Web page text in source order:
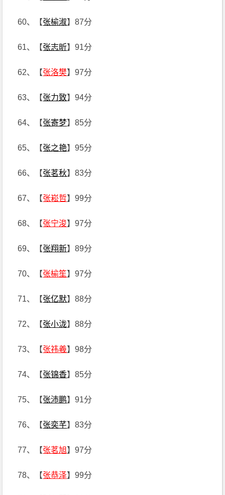
60、【张榆淑】87分
61、【张志昕】91分
62、【张洛樊】97分
63、【张力致】94分
64、【张寄梦】85分
65、【张之艳】95分
66、【张茗秋】83分
67、【张崧哲】99分
68、【张宁浚】97分
69、【张翔新】89分
70、【张榆笙】97分
71、【张亿默】88分
72、【张小泷】88分
73、【张祎羲】98分
74、【张锦香】85分
75、【张沛鹏】91分
76、【张奕芊】83分
77、【张茗旭】97分
78、【张恭泽】99分